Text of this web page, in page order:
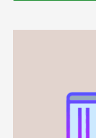
человеческого